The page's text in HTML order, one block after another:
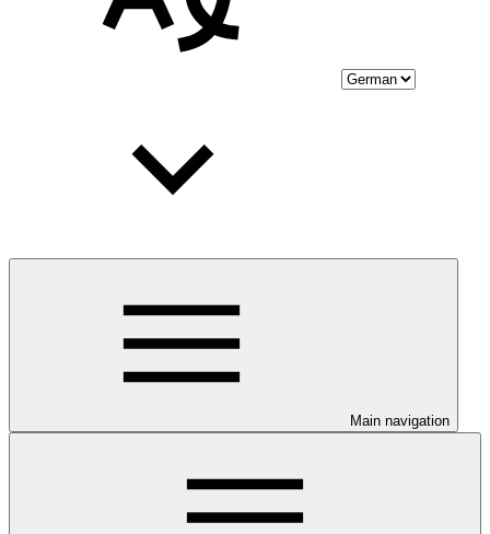
Main navigation